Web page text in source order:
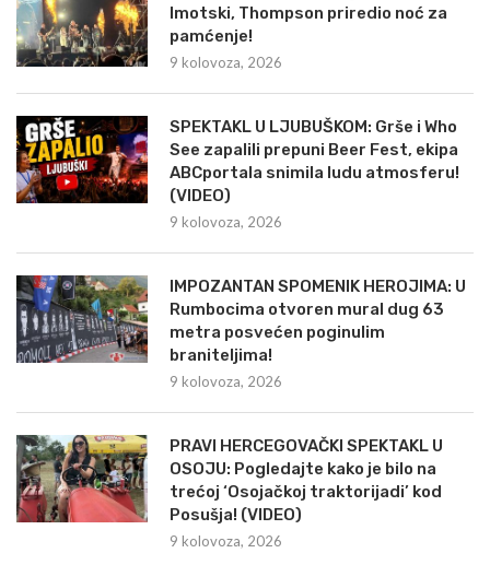
Imotski, Thompson priredio noć za
pamćenje!
9 kolovoza, 2026
SPEKTAKL U LJUBUŠKOM: Grše i Who
See zapalili prepuni Beer Fest, ekipa
ABCportala snimila ludu atmosferu!
(VIDEO)
9 kolovoza, 2026
IMPOZANTAN SPOMENIK HEROJIMA: U
Rumbocima otvoren mural dug 63
metra posvećen poginulim
braniteljima!
9 kolovoza, 2026
PRAVI HERCEGOVAČKI SPEKTAKL U
OSOJU: Pogledajte kako je bilo na
trećoj ‘Osojačkoj traktorijadi’ kod
Posušja! (VIDEO)
9 kolovoza, 2026